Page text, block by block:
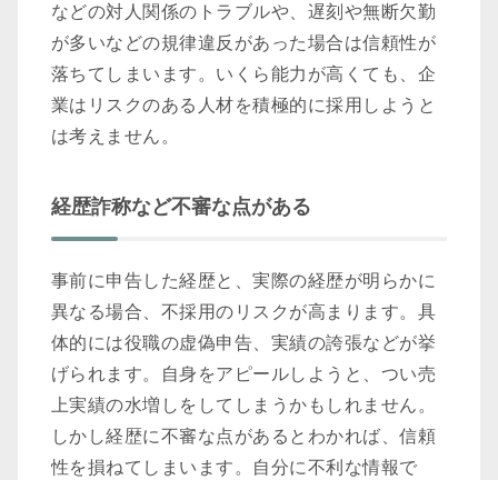
などの対人関係のトラブルや、遅刻や無断欠勤
が多いなどの規律違反があった場合は信頼性が
落ちてしまいます。いくら能力が高くても、企
業はリスクのある人材を積極的に採用しようと
は考えません。
経歴詐称など不審な点がある
事前に申告した経歴と、実際の経歴が明らかに
異なる場合、不採用のリスクが高まります。具
体的には役職の虚偽申告、実績の誇張などが挙
げられます。自身をアピールしようと、つい売
上実績の水増しをしてしまうかもしれません。
しかし経歴に不審な点があるとわかれば、信頼
性を損ねてしまいます。自分に不利な情報で